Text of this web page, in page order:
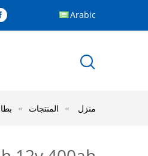
Arabic
منزل المنتجات